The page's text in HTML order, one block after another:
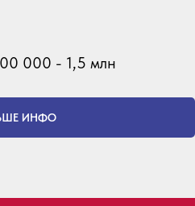
000 - 1,5 млн
ИНФО